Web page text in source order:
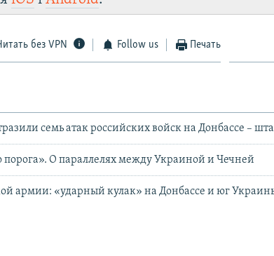
без VPN Follow us Печать
семь атак российских войск на Донбассе –
порога». О параллелях между Украиной и Чечней
армии: «ударный кулак» на Донбассе и юг